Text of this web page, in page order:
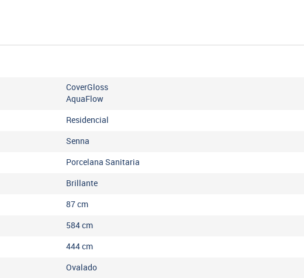
CoverGloss
AquaFlow
Residencial
Senna
Porcelana Sanitaria
Brillante
87cm
584cm
444cm
Ovalado